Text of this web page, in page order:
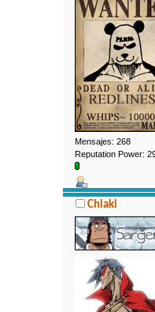
Mensajes: 268
Reputation Power:
Chiaki